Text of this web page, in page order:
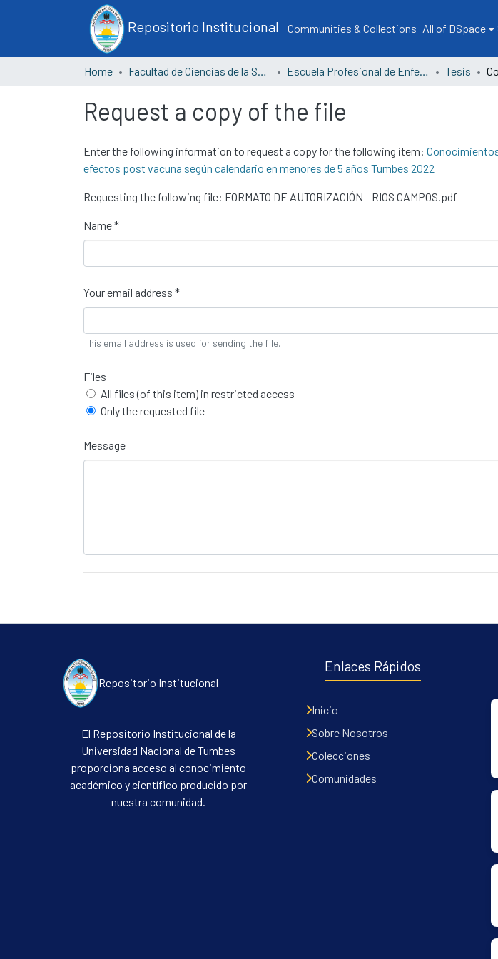
Repositorio Institucional Communities & Collections All of DSpace
Home Facultad de Ciencias de la Salud Escuela Profesional de Enfermería Tesis
Request a copy of the file
Enter the following information to request a copy for the following item:
efectos post vacuna según calendario en menores de 5 años Tumbes 2022
Requesting the following file: FORMATO DE AUTORIZACIÓN - RIOS CAMPOS.pdf
Name *
Your email address *
This email address is used for sending the file.
Files
All files (of this item) in restricted access
Only the requested file
Message
Repositorio Institucional
El Repositorio Institucional de la
Universidad Nacional de Tumbes
proporciona acceso al conocimiento
académico y científico producido por
nuestra comunidad.
Enlaces Rápidos
Inicio
Sobre Nosotros
Colecciones
Comunidades